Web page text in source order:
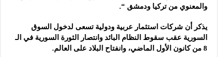
والمعنوي من تركيا ودمشق “.
يذكر أن شركات استثمار عربية ودولية تسعى لدخول السوق
السورية عقب سقوط النظام البائد وانتصار الثورة السورية في الـ
8 من كانون الأول الماضي، وانفتاح البلاد على العالم.